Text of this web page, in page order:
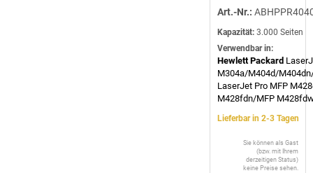
Art.-Nr.:
Kapazität: 3.000 Seiten
Verwendbar in:
Hewlett Packard
M304a/M404d/
LaserJet Pro MFP
M428fdn/MFP
Lieferbar in 2-3 Tagen
Sie können als Gast
(bzw. mit Ihrem
derzeitigen Status)
keine Preise sehen.